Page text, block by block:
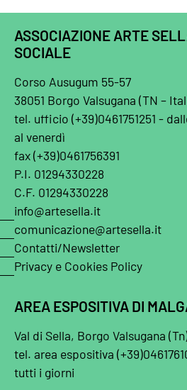
ASSOCIAZIONE ARTE
SOCIALE
Corso Ausugum 55-57
38051 Borgo Valsugana (TN –
tel. ufficio (+39)0461751251 -
al venerdì
fax (+39)0461756391
P.I. 01294330228
C.F. 01294330228
info@artesella.it
comunicazione@artesella.it
Contatti/Newsletter
Privacy e Cookies Policy
AREA ESPOSITIVA DI
Val di Sella, Borgo Valsugana
tel. area espositiva
tutti i giorni